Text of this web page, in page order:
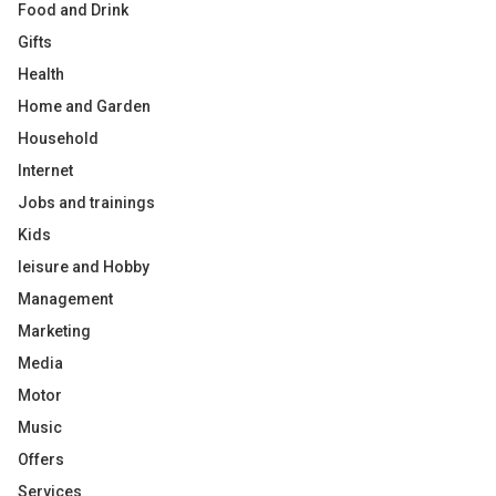
Food and Drink
Gifts
Health
Home and Garden
Household
Internet
Jobs and trainings
Kids
leisure and Hobby
Management
Marketing
Media
Motor
Music
Offers
Services